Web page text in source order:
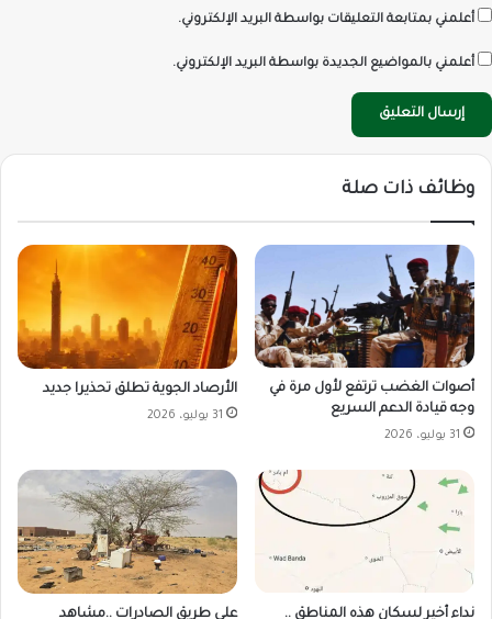
أعلمني بمتابعة التعليقات بواسطة البريد الإلكتروني.
أعلمني بالمواضيع الجديدة بواسطة البريد الإلكتروني.
وظائف ذات صلة
أصوات الغضب ترتفع لأول مرة في
وجه قيادة الدعم السريع
31 يوليو، 2026
الأرصاد الجوية تطلق تحذيرا جديد
31 يوليو، 2026
نداء أخير لسكان هذه المناطق .. على طريق الصادرات ..مشاهد